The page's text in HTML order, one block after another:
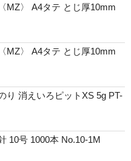
MZ〉 A4タテ とじ厚10mm
MZ〉 A4タテ とじ厚10mm
り 消えいろピットXS 5g PT-
10号 1000本 No.10-1M